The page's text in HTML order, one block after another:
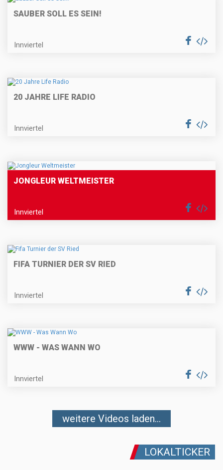
SAUBER SOLL ES SEIN!
Innviertel
20 JAHRE LIFE RADIO
Innviertel
JONGLEUR WELTMEISTER
Innviertel
FIFA TURNIER DER SV RIED
Innviertel
WWW - WAS WANN WO
Innviertel
weitere Videos laden...
LOKALTICKER